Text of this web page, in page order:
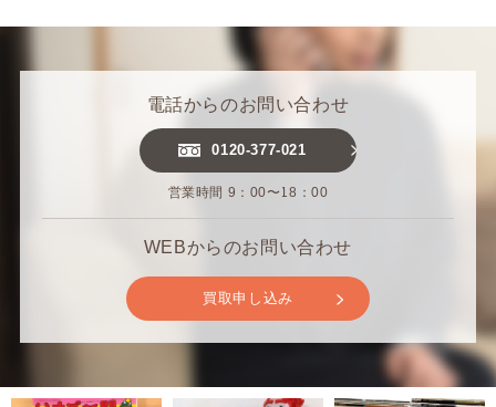
電話からのお問い合わせ
0120-377-021
営業時間 9：00〜18：00
WEBからのお問い合わせ
買取申し込み